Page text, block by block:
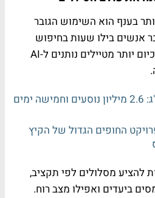
בענף הוא השימוש הגובר
אנשים בילו שעות בחיפוש
טיסות, מלונות ומסלולים, כיום יותר מטיילים נותנים ל-AI
שיאי הקיץ בדרך לנתב"ג: 2.6 מיליון נוסעים וחמישה ימים
החופים הגדול של הקיץ
להציע מסלולים לפי תקציב,
ביעדים ואפילו מצב רוח.